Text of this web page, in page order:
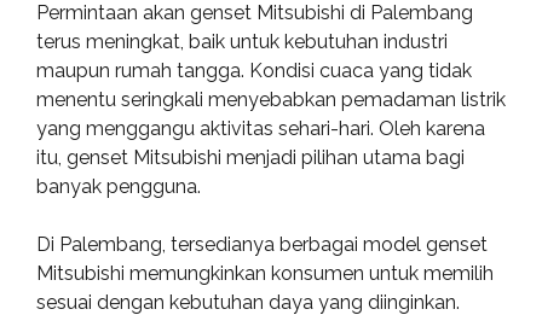
Permintaan akan genset Mitsubishi di Palembang
terus meningkat, baik untuk kebutuhan industri
maupun rumah tangga. Kondisi cuaca yang tidak
menentu seringkali menyebabkan pemadaman listrik
yang menggangu aktivitas sehari-hari. Oleh karena
itu, genset Mitsubishi menjadi pilihan utama bagi
banyak pengguna.
Di Palembang, tersedianya berbagai model genset
Mitsubishi memungkinkan konsumen untuk memilih
sesuai dengan kebutuhan daya yang diinginkan.